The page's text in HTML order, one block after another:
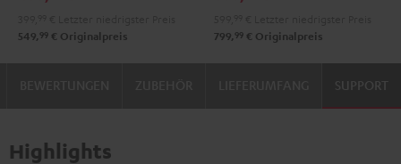
549, 99 € Originalpreis
USB USB
799, 99 € Originalpreis
SUPPORT
Highlights